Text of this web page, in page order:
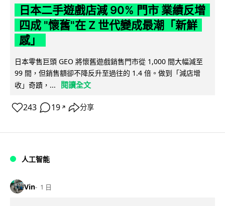
日本二手遊戲店減 90% 門市 業績反增
四成 "懷舊"在 Z 世代變成最潮「新鮮
感」
日本零售巨頭 GEO 將懷舊遊戲銷售門市從 1,000 間大幅減至
99 間，但銷售額卻不降反升至過往的 1.4 倍。做到「減店增
收」奇蹟，...
閱讀全文
243 19 ↗ 分享
人工智能
Vin 1 日